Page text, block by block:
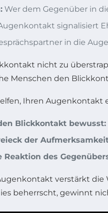
Wer dem Gegenüber in
signalisiert
in die
nicht zu
Menschen den
Ihren Augenkontakt
Blickkontakt bewusst:
der
Reaktion des
verstärkt
beherrscht, gewinnt